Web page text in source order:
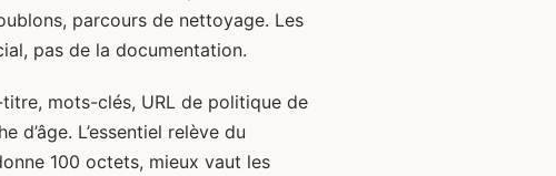
parcours de nettoyage. Les
pas de la documentation.
mots-clés, URL de politique de
L’essentiel relève du
100 octets, mieux vaut les